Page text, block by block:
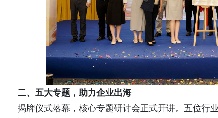
二、五大专题，助力企业出海
揭牌仪式落幕，核心专题研讨会正式开讲。五位行